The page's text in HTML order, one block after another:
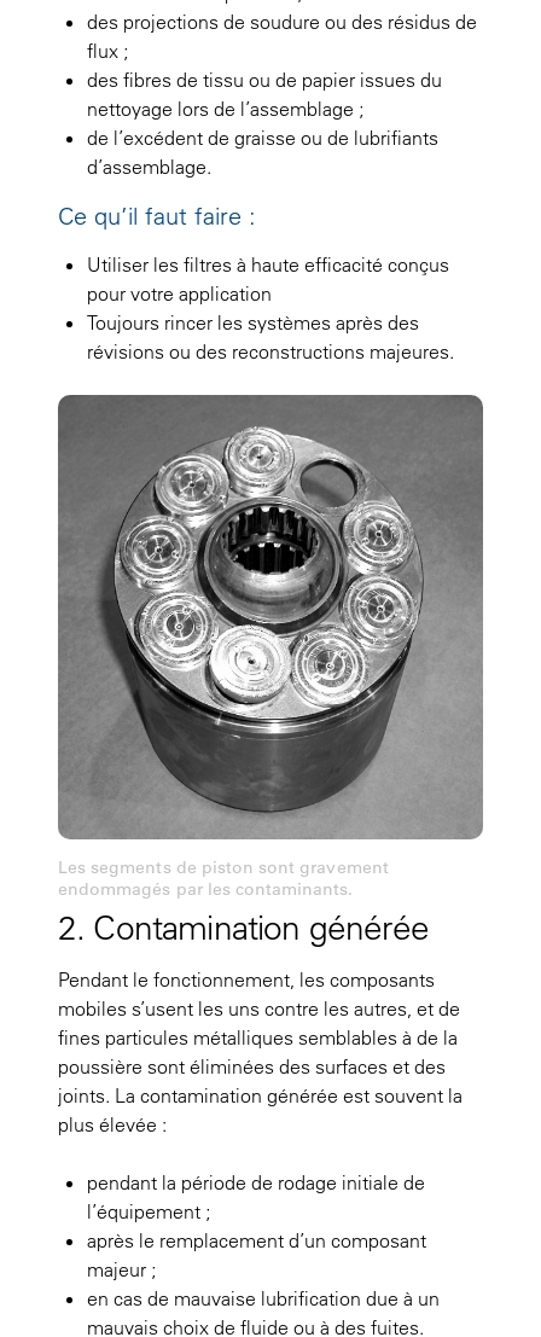
des projections de soudure ou des résidus de
flux ;
des fibres de tissu ou de papier issues du
nettoyage lors de l’assemblage ;
de l’excédent de graisse ou de lubrifiants
d’assemblage.
Ce qu’il faut faire :
Utiliser les filtres à haute efficacité conçus
pour votre application
Toujours rincer les systèmes après des
révisions ou des reconstructions majeures.
Les segments de piston sont gravement
endommagés par les contaminants.
2. Contamination générée
Pendant le fonctionnement, les composants
mobiles s’usent les uns contre les autres, et de
fines particules métalliques semblables à de la
poussière sont éliminées des surfaces et des
joints. La contamination générée est souvent la
plus élevée :
pendant la période de rodage initiale de
l’équipement ;
après le remplacement d’un composant
majeur ;
en cas de mauvaise lubrification due à un
mauvais choix de fluide ou à des fuites.